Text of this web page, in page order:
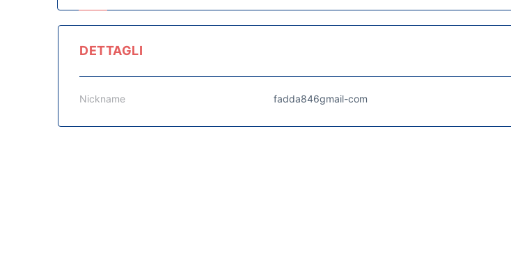
DETTAGLI
Nickname fadda846gmail-com